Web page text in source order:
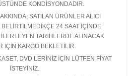
KONDİSYONDADIR.
SATILAN ÜRÜNLER ALICI
BELİRTİLMEDİKÇE 24 SAAT İÇİNDE
İLERLEYEN TARİHLERDE ALINACAK
İÇİN KARGO BEKLETİLİR.
DVD LERİNİZ İÇİN LÜTFEN FİYAT
İSTEYİNİZ.